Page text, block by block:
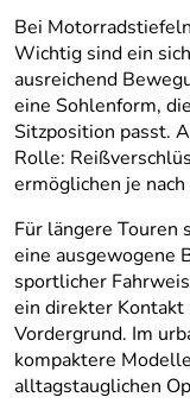
Bei
Wichtig sind ein
ausreichend
eine Sohlenform,
Sitzposition passt.
Rolle:
ermöglichen je
Für längere Touren
eine ausgewogene
sportlicher
ein direkter Kontakt
Vordergrund. Im
kompaktere
alltagstauglichen